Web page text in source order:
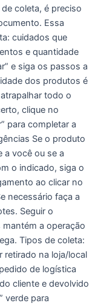
coleta, é preciso
Essa
cuidados que
e quantidade
e siga os passos a
dos produtos é
todo o
clique no
para completar a
Se o produto
a você ou se a
o indicado, siga o
ao clicar no
necessário faça a
Seguir o
a operação
Tipos de coleta:
retirado na loja/local
de logística
cliente e devolvido
verde para